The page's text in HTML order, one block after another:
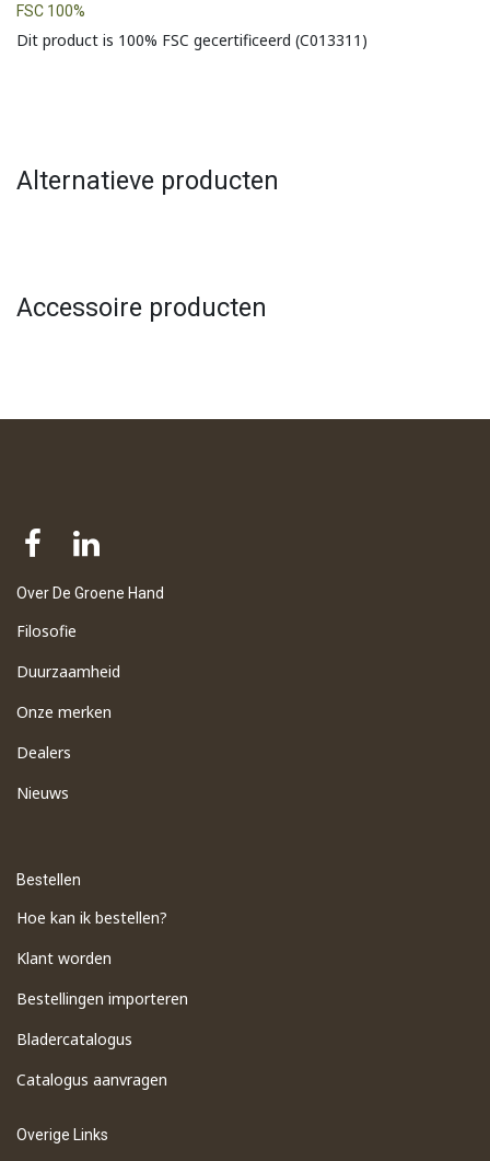
FSC 100%
Dit product is 100% FSC gecertificeerd (C013311)
Alternatieve producten
Accessoire producten
Over De Groene Hand
Filosofie
Duurzaamheid
Onze merken
Dealers
Nieuws
Bestellen
Hoe kan ik bestellen?
Klant worden
Bestellingen importeren
​Bladercatalogus
​Catalogus aanvragen
Overige Links